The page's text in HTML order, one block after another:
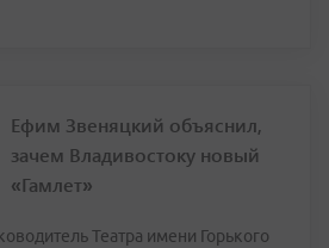
Ефим Звеняцкий объяснил,
зачем Владивостоку новый
«Гамлет»
Театра имени Горького